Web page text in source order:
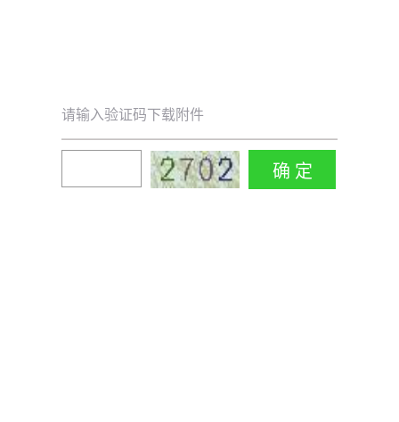
请输入验证码下载附件